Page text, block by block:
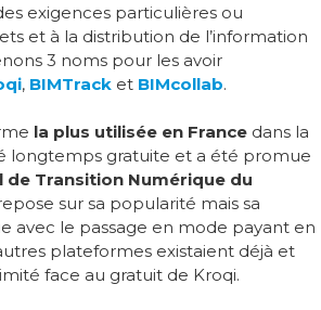
exigences particulières ou
et à la distribution de l’information
3 noms pour les avoir
, BIMTrack et BIMcollab.
la plus utilisée en France dans la
longtemps gratuite et a été promue
de Transition Numérique du
sur sa popularité mais sa
avec le passage en mode payant en
plateformes existaient déjà et
face au gratuit de Kroqi.